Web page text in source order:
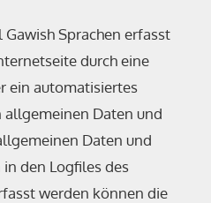
Sprachen erfasst
durch eine
ein automatisiertes
allgemeinen Daten und
Daten und
den Logfiles des
werden können die